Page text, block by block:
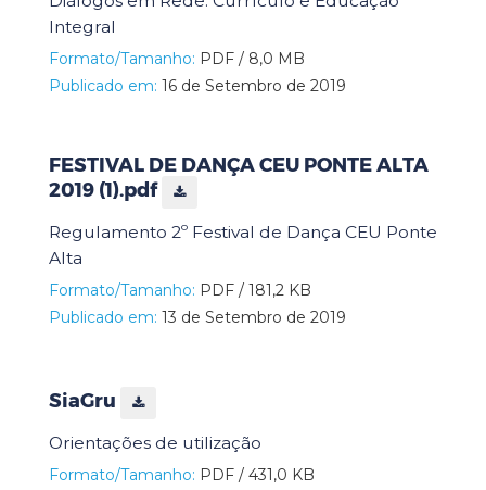
Integral
Formato/Tamanho: PDF / 8,0 MB
Publicado em: 16 de Setembro de 2019
FESTIVAL DE DANÇA CEU PONTE ALTA
2019 (1).pdf
Regulamento 2º Festival de Dança CEU Ponte
Alta
Formato/Tamanho: PDF / 181,2 KB
Publicado em: 13 de Setembro de 2019
SiaGru
Orientações de utilização
Formato/Tamanho: PDF / 431,0 KB